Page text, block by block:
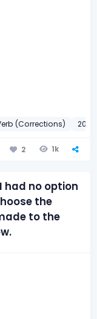
(Corrections) 2017
2 1k
had no option
the
to the